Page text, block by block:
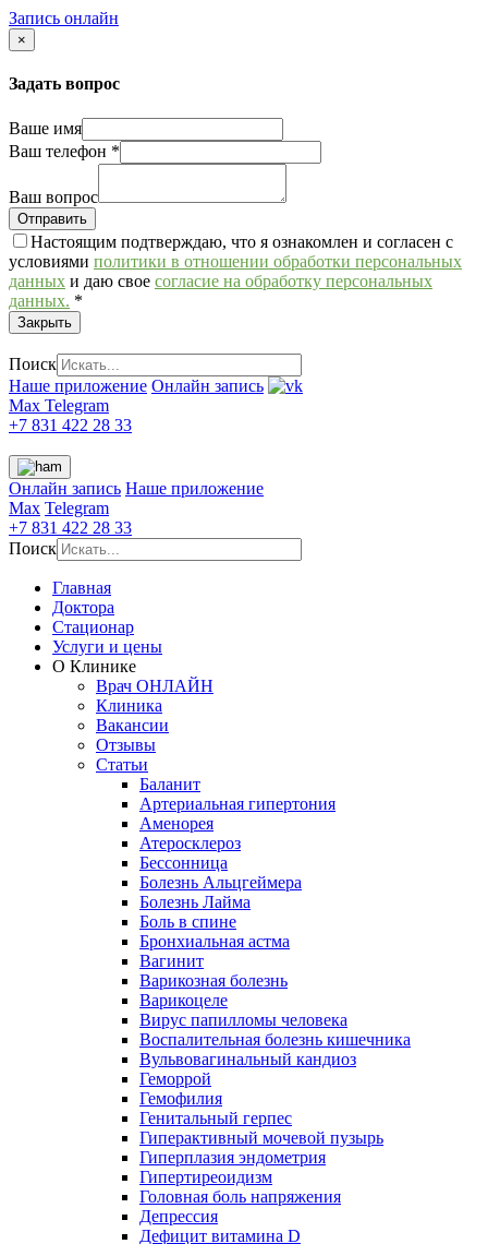
Запись онлайн
×
Задать вопрос
Ваше имя
Ваш телефон *
Ваш вопрос
Настоящим подтверждаю, что я ознакомлен и согласен с
условиями политики в отношении обработки персональных
данных и даю свое согласие на обработку персональных
данных. *
Закрыть
Поиск
Наше приложение Онлайн запись
Max Telegram
+7 831 422 28 33
Онлайн запись Наше приложение
Max Telegram
+7 831 422 28 33
Поиск
Главная
Доктора
Стационар
Услуги и цены
О Клинике
Врач ОНЛАЙН
Клиника
Вакансии
Отзывы
Статьи
Баланит
Артериальная гипертония
Аменорея
Атеросклероз
Бессонница
Болезнь Альцгеймера
Болезнь Лайма
Боль в спине
Бронхиальная астма
Вагинит
Варикозная болезнь
Варикоцеле
Вирус папилломы человека
Воспалительная болезнь кишечника
Вульвовагинальный кандиоз
Геморрой
Гемофилия
Генитальный герпес
Гиперактивный мочевой пузырь
Гиперплазия эндометрия
Гипертиреоидизм
Головная боль напряжения
Депрессия
Дефицит витамина D